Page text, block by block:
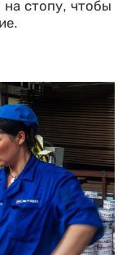
на стопу, чтобы